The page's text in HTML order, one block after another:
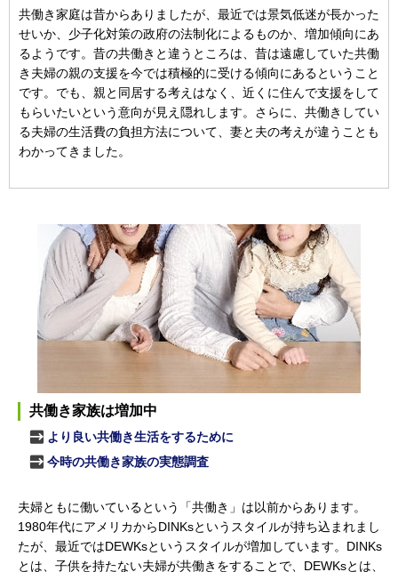
共働き家庭は昔からありましたが、最近では景気低迷が長かった
せいか、少子化対策の政府の法制化によるものか、増加傾向にあ
るようです。昔の共働きと違うところは、昔は遠慮していた共働
き夫婦の親の支援を今では積極的に受ける傾向にあるということ
です。でも、親と同居する考えはなく、近くに住んで支援をして
もらいたいという意向が見え隠れします。さらに、共働きしてい
る夫婦の生活費の負担方法について、妻と夫の考えが違うことも
わかってきました。
共働き家族は増加中
より良い共働き生活をするために
今時の共働き家族の実態調査
夫婦ともに働いているという「共働き」は以前からあります。
1980年代にアメリカからDINKsというスタイルが持ち込まれまし
たが、最近ではDEWKsというスタイルが増加しています。DINKs
とは、子供を持たない夫婦が共働きをすることで、DEWKsとは、